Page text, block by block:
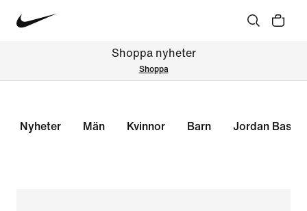
Shoppa nyheter
Shoppa
Nyheter Män Kvinnor Barn Jordan